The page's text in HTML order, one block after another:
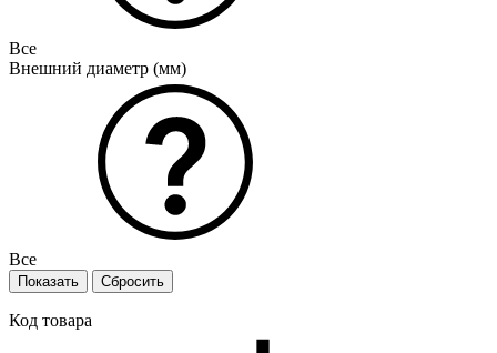
Все
Внешний диаметр (мм)
Все
Код товара